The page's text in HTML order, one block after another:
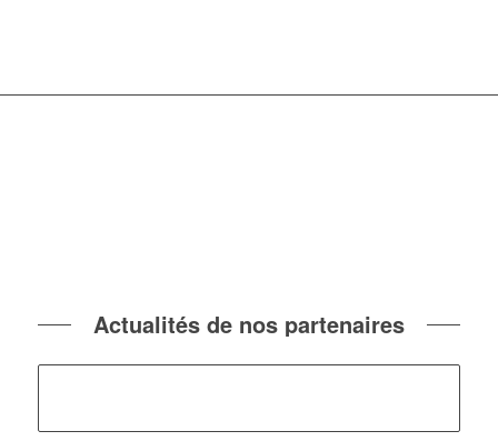
Actualités de nos partenaires